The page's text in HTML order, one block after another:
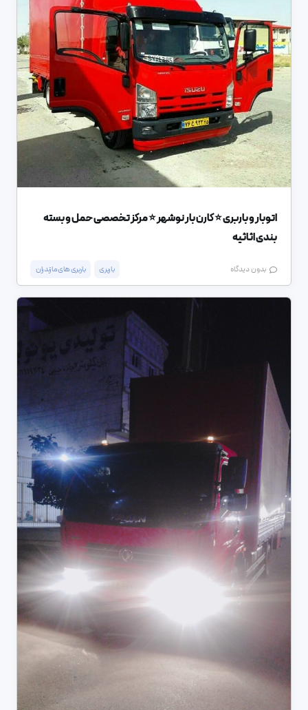
اتوبار و باربری ⭐ کارن بار نوشهر ⭐ مرکز تخصصی حمل و بسته
بندی اثاثیه
بدون دیدگاه باربری باربری های مازندران